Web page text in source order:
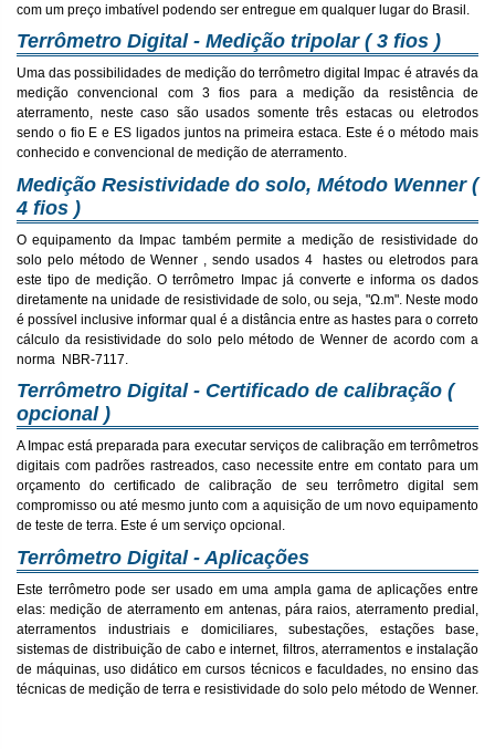
com um preço imbatível podendo ser entregue em qualquer lugar do Brasil.
Terrômetro Digital - Medição tripolar ( 3 fios )
Uma das possibilidades de medição do terrômetro digital Impac é através da
medição convencional com 3 fios para a medição da resistência de
aterramento, neste caso são usados somente três estacas ou eletrodos
sendo o fio E e ES ligados juntos na primeira estaca. Este é o método mais
conhecido e convencional de medição de aterramento.
Medição Resistividade do solo, Método Wenner (
4 fios )
O equipamento da Impac também permite a medição de resistividade do
solo pelo método de Wenner , sendo usados 4 hastes ou eletrodos para
este tipo de medição. O terrômetro Impac já converte e informa os dados
diretamente na unidade de resistividade de solo, ou seja, "Ω.m". Neste modo
é possível inclusive informar qual é a distância entre as hastes para o correto
cálculo da resistividade do solo pelo método de Wenner de acordo com a
norma NBR-7117.
Terrômetro Digital - Certificado de calibração (
opcional )
A Impac está preparada para executar serviços de calibração em terrômetros
digitais com padrões rastreados, caso necessite entre em contato para um
orçamento do certificado de calibração de seu terrômetro digital sem
compromisso ou até mesmo junto com a aquisição de um novo equipamento
de teste de terra. Este é um serviço opcional.
Terrômetro Digital - Aplicações
Este terrômetro pode ser usado em uma ampla gama de aplicações entre
elas: medição de aterramento em antenas, pára raios, aterramento predial,
aterramentos industriais e domiciliares, subestações, estações base,
sistemas de distribuição de cabo e internet, filtros, aterramentos e instalação
de máquinas, uso didático em cursos técnicos e faculdades, no ensino das
técnicas de medição de terra e resistividade do solo pelo método de Wenner.